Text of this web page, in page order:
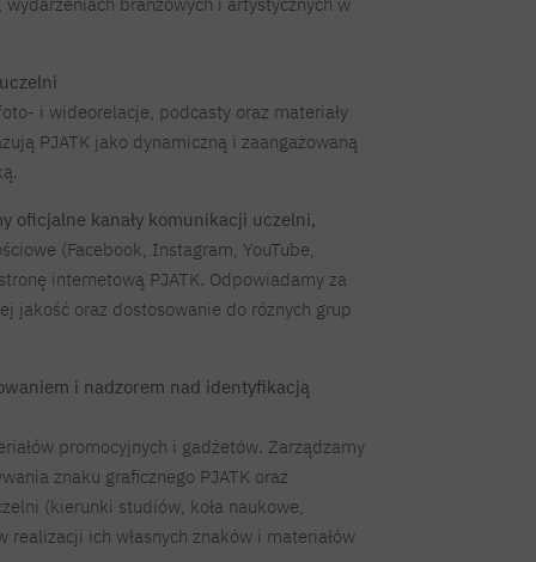
i wideorelacje, podcasty oraz materiały
PJATK jako dynamiczną i zaangażowaną
oficjalne kanały komunikacji uczelni,
(Facebook, Instagram, YouTube,
internetową PJATK. Odpowiadamy za
jakość oraz dostosowanie do różnych grup
i nadzorem nad identyfikacją
promocyjnych i gadżetów. Zarządzamy
znaku graficznego PJATK oraz
(kierunki studiów, koła naukowe,
realizacji ich własnych znaków i materiałów